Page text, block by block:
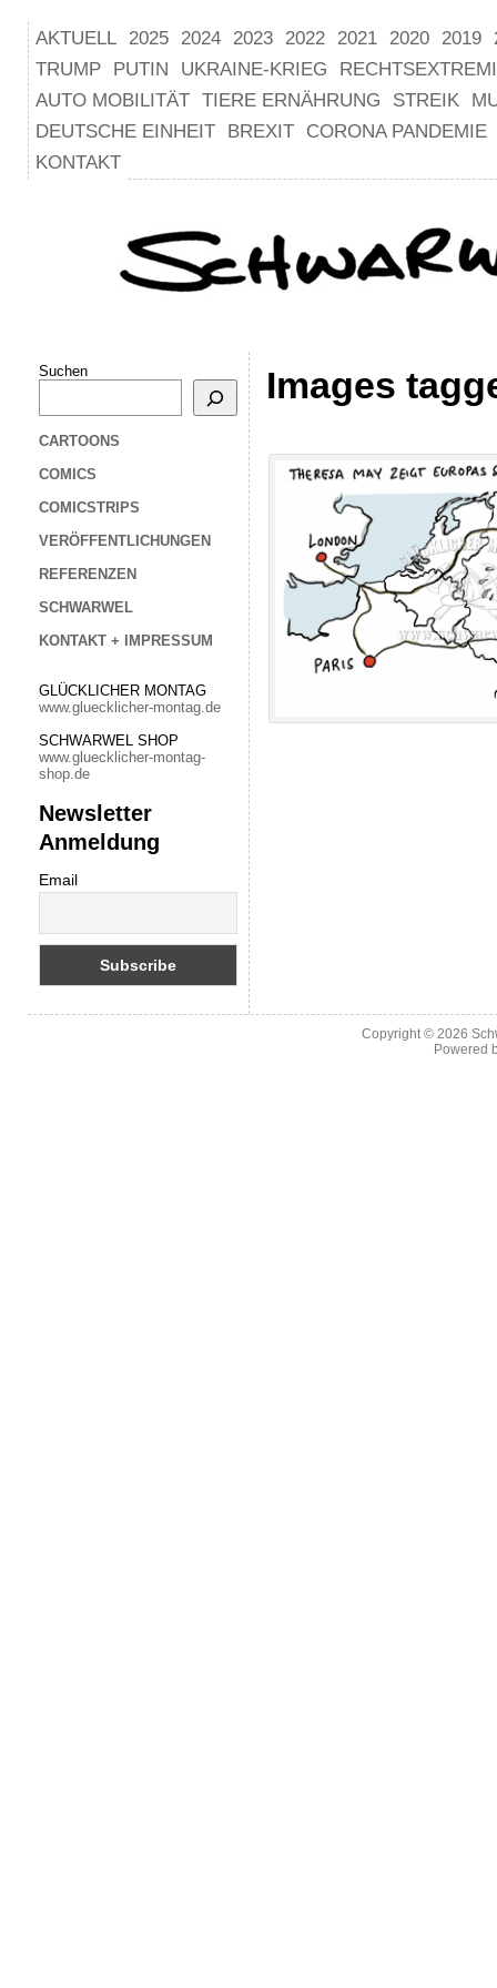
AKTUELL 2025 2024 2023 2022 2021 2020 2019
TRUMP
PUTIN UKRAINE-KRIEG
AUTO MOBILITÄT TIERE ERNÄHRUNG STREIK
DEUTSCHE EINHEIT
BREXIT
CORONA PANDEMIE
KONTAKT
Suchen
CARTOONS
COMICS
COMICSTRIPS
VERÖFFENTLICHUNGEN
REFERENZEN
SCHWARWEL
KONTAKT + IMPRESSUM
GLÜCKLICHER MONTAG
www.gluecklicher-montag.de
SCHWARWEL SHOP
www.gluecklicher-montag-
shop.de
Newsletter
Anmeldung
Email
Images
Copyright © 2026
Powered